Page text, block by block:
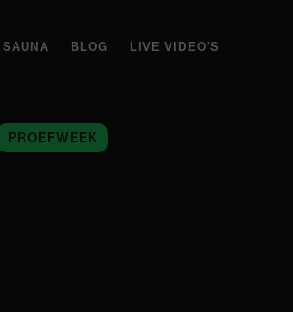
SAUNA BLOG LIVE VIDEO’S
PROEFWEEK